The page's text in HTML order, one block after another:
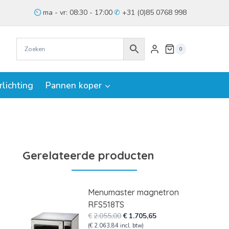
ma - vr: 08:30 - 17:00 +31 (0)85 0768 998
0
Pannen koper
Gerelateerde producten
Menumaster magnetron
RFS518TS
€2.055,00Oorspronkelijke
prijs
€ 1.705,65Huidige
(€ 2.063,84 incl. btw)